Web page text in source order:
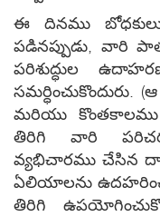
ఈ దినము
పడినప్పుడు, వారి
పరిశుద్ధుల
సమర్ధించుకొందురు.
మరియు
తిరిగి వారి
వ్యభిచారము చేసిన
ఏలియాలను
తిరిగి